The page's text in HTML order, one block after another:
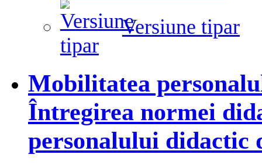
Versiune tipar
Mobilitatea
Întregirea normei
personalului didactic